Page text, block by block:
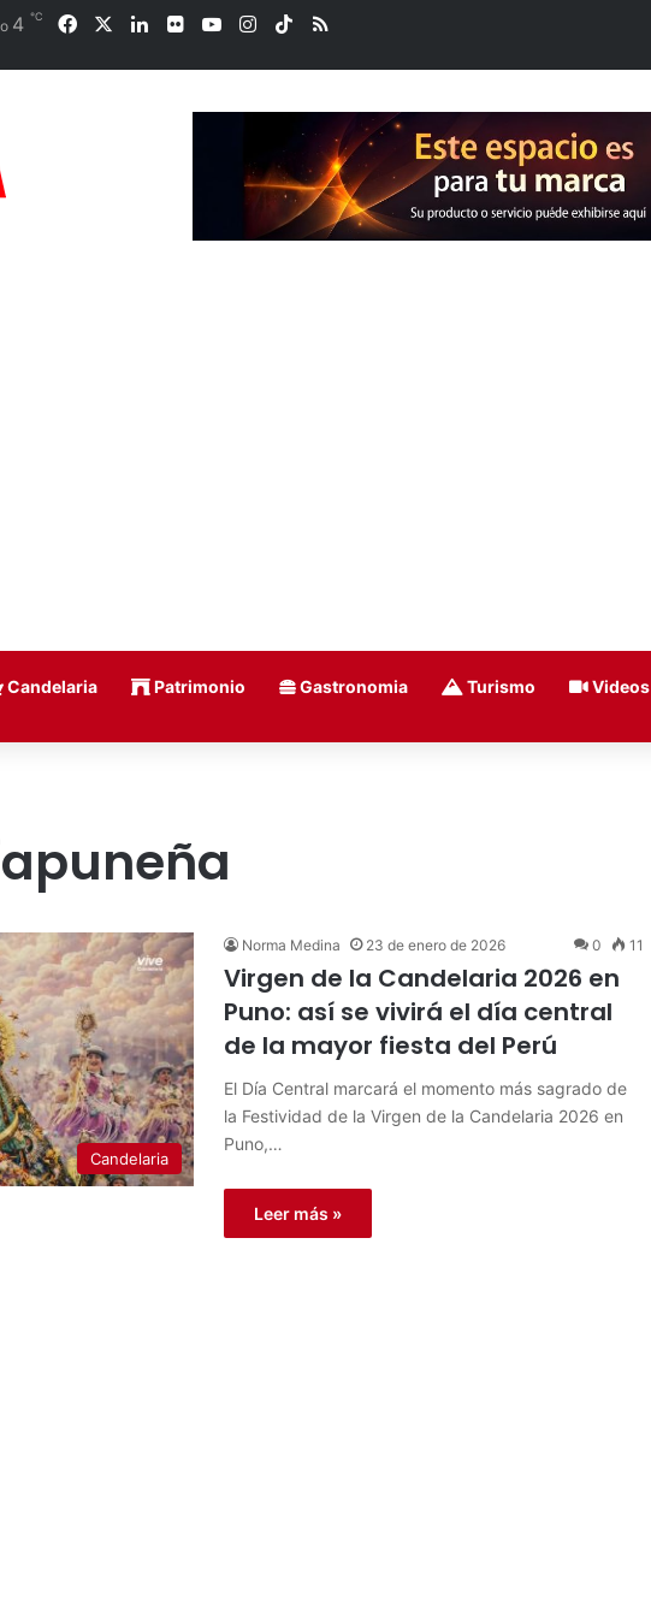
4 ℃ Facebook LinkedIn
Flickr YouTubeInstagram
TikTokRSS
Candelaria Patrimonio Gastronomia Turismo Videos
Candelaria
Norma Medina 23 de enero de 2026 0 11
Virgen de la Candelaria 2026 en
Puno: así se vivirá el día central
de la mayor fiesta del Perú
El Día Central marcará el momento más sagrado de
la Festividad de la Virgen de la Candelaria 2026 en
Puno,…
Leer más »